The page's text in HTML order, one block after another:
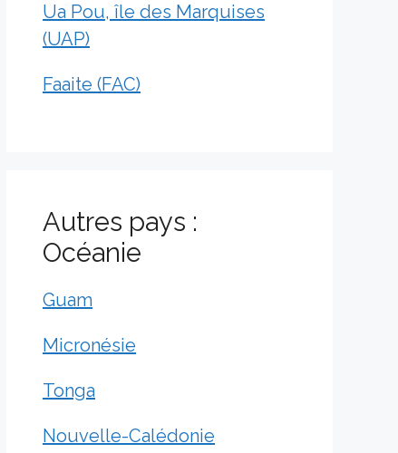
Ua Pou, île des Marquises
(UAP)
Faaite (FAC)
Autres pays :
Océanie
Guam
Micronésie
Tonga
Nouvelle-Calédonie